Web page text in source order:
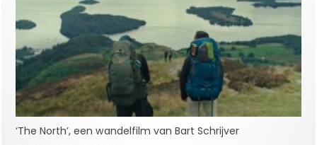
‘The North’, een wandelfilm van Bart Schrijver